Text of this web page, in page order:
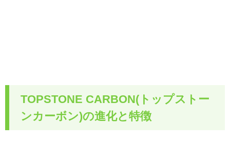
TOPSTONE CARBON(トップストー
ンカーボン)の進化と特徴